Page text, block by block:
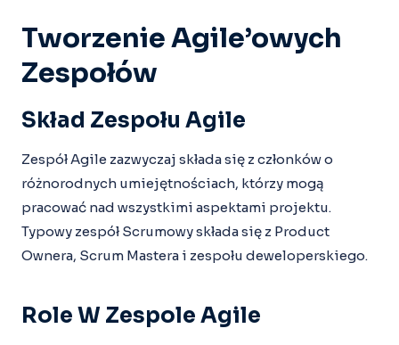
Tworzenie Agile’owych
Zespołów
Skład Zespołu Agile
Zespół Agile zazwyczaj składa się z członków o
różnorodnych umiejętnościach, którzy mogą
pracować nad wszystkimi aspektami projektu.
Typowy zespół Scrumowy składa się z Product
Ownera, Scrum Mastera i zespołu deweloperskiego.
Role W Zespole Agile